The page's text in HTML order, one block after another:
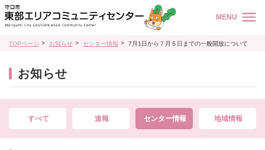
MENU
TOPページ お知らせ センター情報 7月1日から７月５日までの一般開放について
お知らせ
すべて 速報 センター情報 地域情報